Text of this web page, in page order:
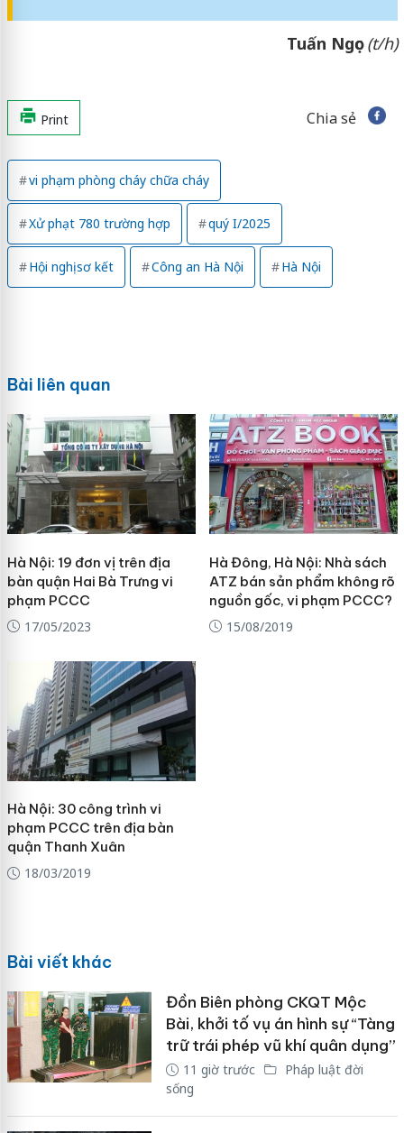
Tuấn Ngọc(t/h)
Print Chia sẻ
vi phạm phòng cháy chữa cháy
Xử phạt 780 trường hợp quý I/2025
Hội nghị sơ kết Công an Hà Nội Hà Nội
Bài liên quan
Hà Nội: 19 đơn vị trên địa
bàn quận Hai Bà Trưng vi
phạm PCCC
17/05/2023
Hà Đông, Hà Nội: Nhà sách
ATZ bán sản phẩm không rõ
nguồn gốc, vi phạm PCCC?
15/08/2019
Hà Nội: 30 công trình vi
phạm PCCC trên địa bàn
quận Thanh Xuân
18/03/2019
Bài viết khác
Đồn Biên phòng CKQT Mộc
Bài, khởi tố vụ án hình sự “Tàng
trữ trái phép vũ khí quân dụng”
11 giờ trước
Pháp luật đời
sống